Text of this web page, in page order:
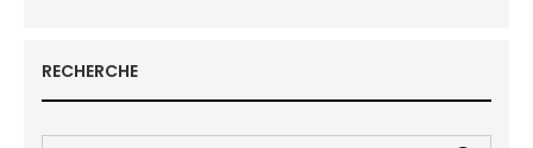
RECHERCHE